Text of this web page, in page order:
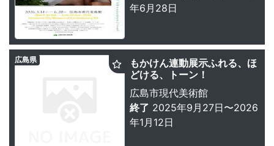
年6月28日
もかけん連動展示ふれる、ほ
どける、トーン！
広島市現代美術館
終了 2025年9月27日〜2026
年1月12日
広島県